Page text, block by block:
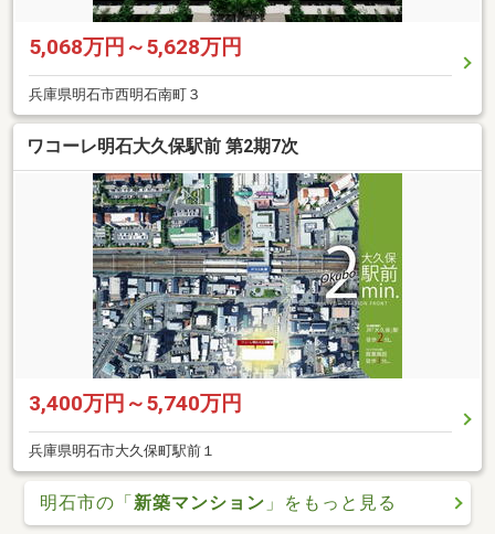
5,068万円～5,628万円
兵庫県明石市西明石南町３
ワコーレ明石大久保駅前 第2期7次
3,400万円～5,740万円
兵庫県明石市大久保町駅前１
明石市の「新築マンション 」をもっと見る